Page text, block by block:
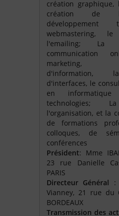
création graphique,
création de
développement
webmastering, le
l'emailing; La
communication
marketing,
d'information,
d'interfaces, le
en
technologies;
l'organisation, et la
de formations
colloques, de
conférences
Président: Mme
23 rue Danielle
PARIS
Directeur Général :
Vianney, 21 rue du
BORDEAUX
Transmission des